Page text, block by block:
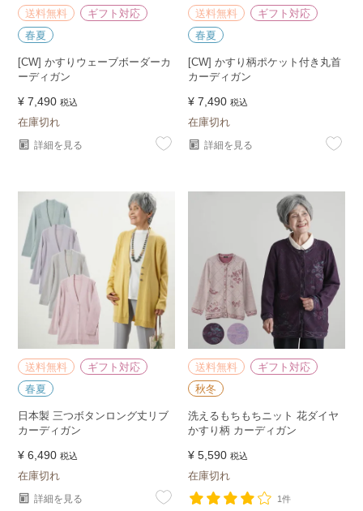
送料無料
ギフト対応
春夏
[CW] かすりウェーブボーダーカ
ーディガン
¥ 7,490 税込
在庫切れ
詳細を見る
送料無料
ギフト対応
春夏
[CW] かすり柄ポケット付き丸首
カーディガン
¥ 7,490 税込
在庫切れ
詳細を見る
送料無料
ギフト対応
春夏
日本製 三つボタンロング丈リブ
カーディガン
¥ 6,490 税込
在庫切れ
詳細を見る
送料無料
ギフト対応
秋冬
洗えるもちもちニット 花ダイヤ
かすり柄 カーディガン
¥ 5,590 税込
在庫切れ
1件